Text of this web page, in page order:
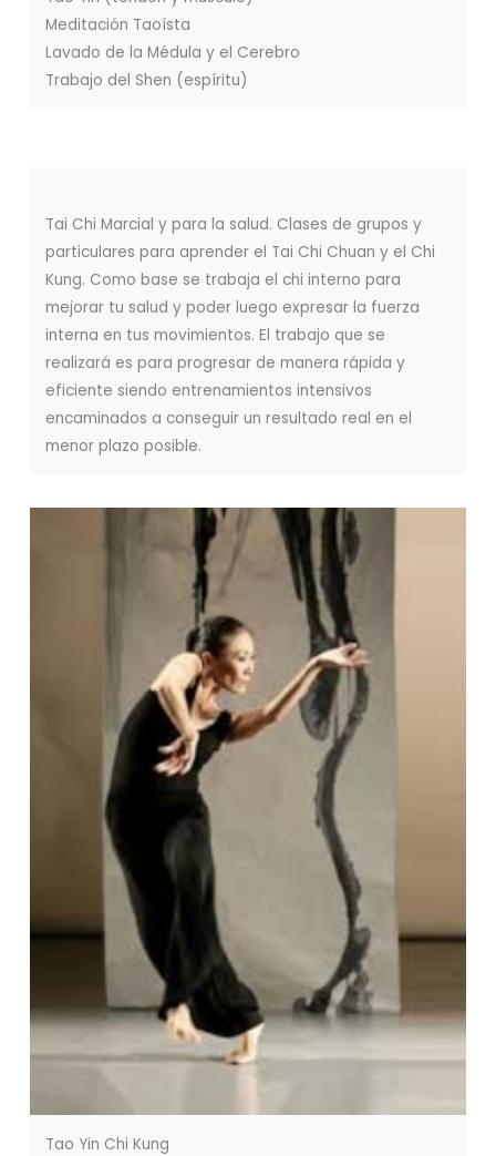
Meditación Taoísta
Lavado de la Médula y el Cerebro
Trabajo del Shen (espíritu)
Tai Chi Marcial y para la salud. Clases de grupos y
particulares para aprender el Tai Chi Chuan y el Chi
Kung. Como base se trabaja el chi interno para
mejorar tu salud y poder luego expresar la fuerza
interna en tus movimientos. El trabajo que se
realizará es para progresar de manera rápida y
eficiente siendo entrenamientos intensivos
encaminados a conseguir un resultado real en el
menor plazo posible.
Tao Yin Chi Kung